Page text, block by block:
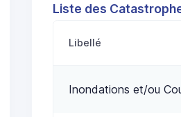
Liste des
Libellé
Inondations et/ou